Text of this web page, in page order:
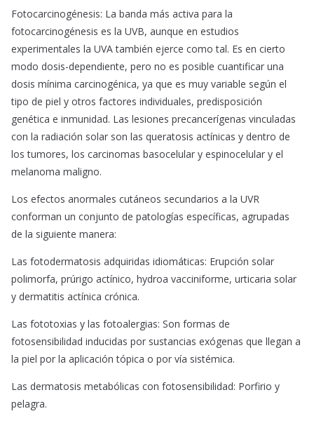
Fotocarcinogénesis: La banda más activa para la
fotocarcinogénesis es la UVB, aunque en estudios
experimentales la UVA también ejerce como tal. Es en cierto
modo dosis-dependiente, pero no es posible cuantificar una
dosis mínima carcinogénica, ya que es muy variable según el
tipo de piel y otros factores individuales, predisposición
genética e inmunidad. Las lesiones precancerígenas vinculadas
con la radiación solar son las queratosis actínicas y dentro de
los tumores, los carcinomas basocelular y espinocelular y el
melanoma maligno.
Los efectos anormales cutáneos secundarios a la UVR
conforman un conjunto de patologías específicas, agrupadas
de la siguiente manera:
Las fotodermatosis adquiridas idiomáticas: Erupción solar
polimorfa, prúrigo actínico, hydroa vacciniforme, urticaria solar
y dermatitis actínica crónica.
Las fototoxias y las fotoalergias: Son formas de
fotosensibilidad inducidas por sustancias exógenas que llegan a
la piel por la aplicación tópica o por vía sistémica.
Las dermatosis metabólicas con fotosensibilidad: Porfirio y
pelagra.